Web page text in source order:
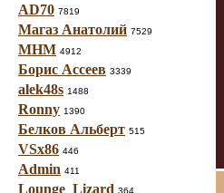
AD70 7819
Магаз Анатолий 7529
МНМ 4912
Борис Ассеев 3339
alek48s 1488
Ronny 1390
Белков Альберт 515
VSx86 446
Admin 411
Lounge_Lizard 364